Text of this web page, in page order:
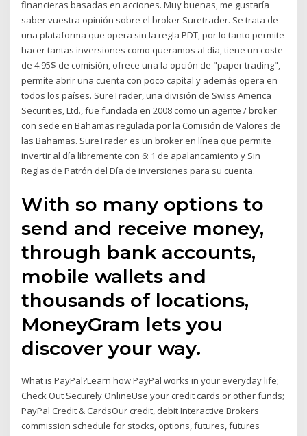
financieras basadas en acciones. Muy buenas, me gustaría
saber vuestra opinión sobre el broker Suretrader. Se trata de
una plataforma que opera sin la regla PDT, por lo tanto permite
hacer tantas inversiones como queramos al día, tiene un coste
de 4.95$ de comisión, ofrece una la opción de "paper trading",
permite abrir una cuenta con poco capital y además opera en
todos los países. SureTrader, una división de Swiss America
Securities, Ltd., fue fundada en 2008 como un agente / broker
con sede en Bahamas regulada por la Comisión de Valores de
las Bahamas. SureTrader es un broker en línea que permite
invertir al día libremente con 6: 1 de apalancamiento y Sin
Reglas de Patrón del Día de inversiones para su cuenta.
With so many options to
send and receive money,
through bank accounts,
mobile wallets and
thousands of locations,
MoneyGram lets you
discover your way.
What is PayPal?Learn how PayPal works in your everyday life;
Check Out Securely OnlineUse your credit cards or other funds;
PayPal Credit & CardsOur credit, debit Interactive Brokers
commission schedule for stocks, options, futures, futures